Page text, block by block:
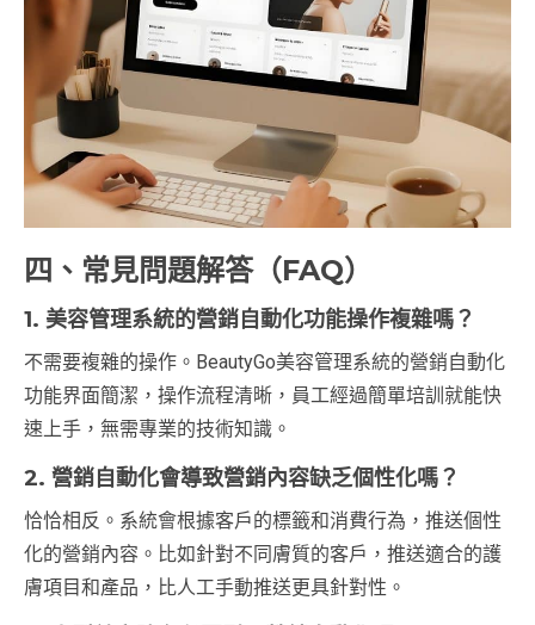
四、常見問題解答（FAQ）
1. 美容管理系統的營銷自動化功能操作複雜嗎？
不需要複雜的操作。BeautyGo美容管理系統的營銷自動化
功能界面簡潔，操作流程清晰，員工經過簡單培訓就能快
速上手，無需專業的技術知識。
2. 營銷自動化會導致營銷內容缺乏個性化嗎？
恰恰相反。系統會根據客戶的標籤和消費行為，推送個性
化的營銷內容。比如針對不同膚質的客戶，推送適合的護
膚項目和產品，比人工手動推送更具針對性。